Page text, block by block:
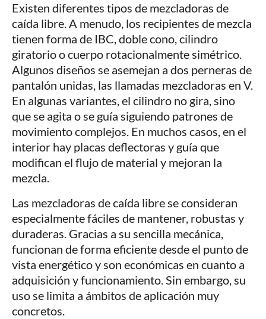
Existen diferentes tipos de mezcladoras de
caída libre. A menudo, los recipientes de mezcla
tienen forma de IBC, doble cono, cilindro
giratorio o cuerpo rotacionalmente simétrico.
Algunos diseños se asemejan a dos perneras de
pantalón unidas, las llamadas mezcladoras en V.
En algunas variantes, el cilindro no gira, sino
que se agita o se guía siguiendo patrones de
movimiento complejos. En muchos casos, en el
interior hay placas deflectoras y guía que
modifican el flujo de material y mejoran la
mezcla.
Las mezcladoras de caída libre se consideran
especialmente fáciles de mantener, robustas y
duraderas. Gracias a su sencilla mecánica,
funcionan de forma eficiente desde el punto de
vista energético y son económicas en cuanto a
adquisición y funcionamiento. Sin embargo, su
uso se limita a ámbitos de aplicación muy
concretos.